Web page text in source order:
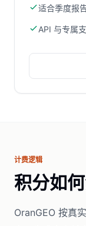
适合季度报
API 与专属
计费逻辑
积分如
OranGEO 按真